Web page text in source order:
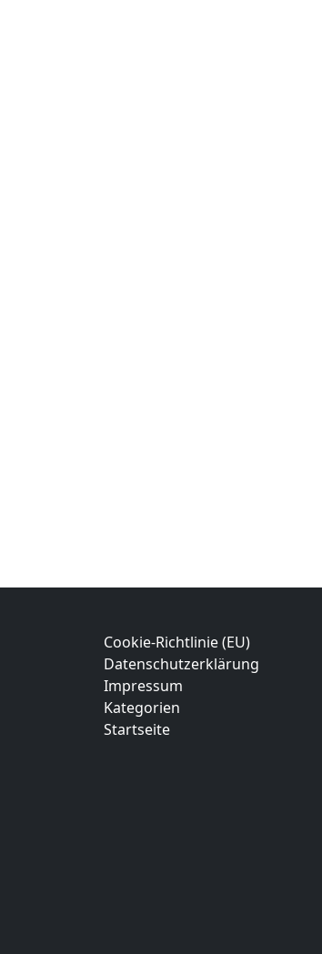
Cookie-Richtlinie (EU)
Datenschutzerklärung
Impressum
Kategorien
Startseite